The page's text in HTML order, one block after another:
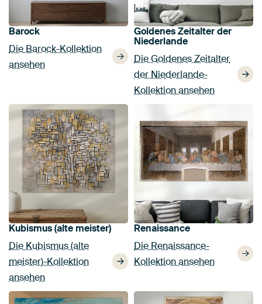
Barock
Die Barock-Kollektion
ansehen
Goldenes Zeitalter der
Niederlande
Die Goldenes Zeitalter
der Niederlande-
Kollektion ansehen
Kubismus (alte meister)
Die Kubismus (alte
meister)-Kollektion
ansehen
Renaissance
Die Renaissance-
Kollektion ansehen